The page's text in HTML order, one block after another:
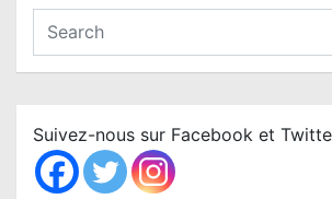
a
c
h
Suivez-nous sur Facebook et